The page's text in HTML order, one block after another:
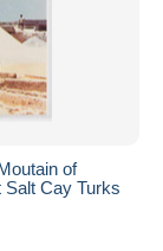
of
Cay Turks